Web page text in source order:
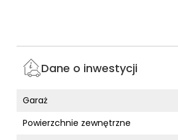
Dane o inwestycji
Garaż
Powierzchnie zewnętrzne